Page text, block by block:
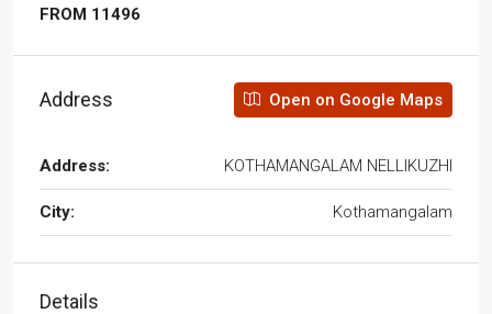
FROM 11496
Address Open on Google Maps
Address: KOTHAMANGALAM NELLIKUZHI
City: Kothamangalam
Details